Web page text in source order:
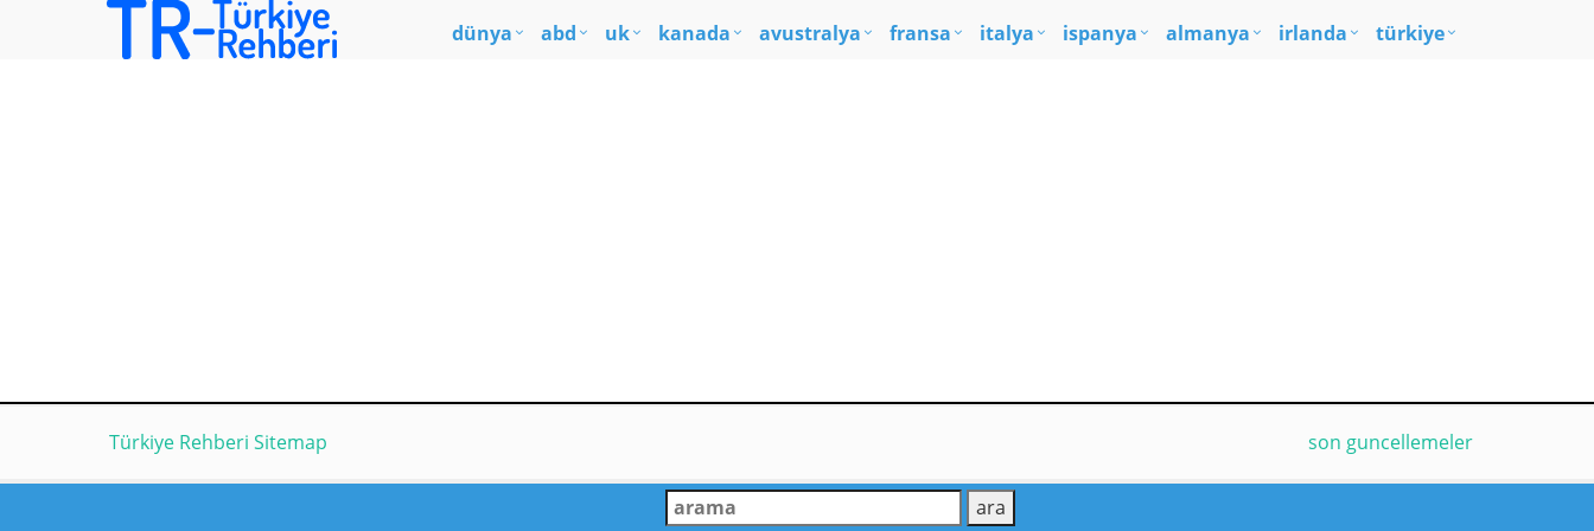
dünya abd uk kanada avustralya fransa italya ispanya almanya irlanda türkiye
Türkiye Rehberi Sitemap son guncellemeler